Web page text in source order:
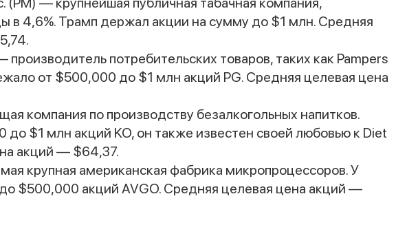
в 4,6%. Трамп держал акции на сумму до $1 млн. Средняя
потребительских товаров, таких как Pampers
от $500,000 до $1 млн акций PG. Средняя целевая цена
компания по производству безалкогольных напитков.
$1 млн акций KO, он также известен своей любовью к Diet
акций — $64,37.
крупная американская фабрика микропроцессоров. У
$500,000 акций AVGO. Средняя целевая цена акций —
Наши консультанты свяжутся с вами в
ближайшее время